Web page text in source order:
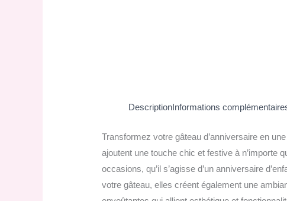
DescriptionInformations
Transformez votre gâteau d’anniversaire en
ajoutent une touche chic et festive à n’importe
occasions, qu’il s’agisse d’un anniversaire
votre gâteau, elles créent également une